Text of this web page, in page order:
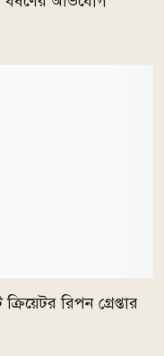
রিপন গ্রেপ্তার